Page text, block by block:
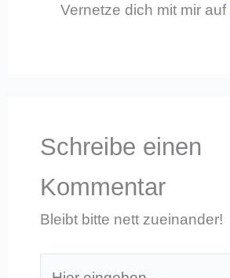
Vernetze dich mit mir auf
Schreibe einen
Kommentar
Bleibt bitte nett zueinander!